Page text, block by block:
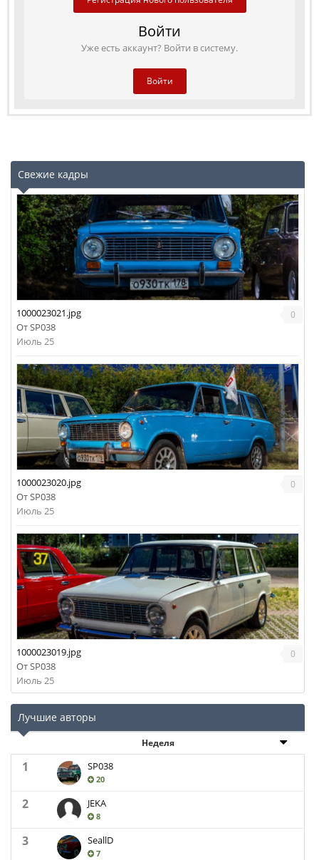
Войти
Уже есть аккаунт? Войти в систему.
Войти
Свежие кадры
0
1000023021.jpg
ОтSP038
Июль 25
0
1000023020.jpg
ОтSP038
Июль 25
0
1000023019.jpg
ОтSP038
Июль 25
Лучшие авторы
Неделя
1 SP038
20
2 JEKA
8
3 SeallD
7